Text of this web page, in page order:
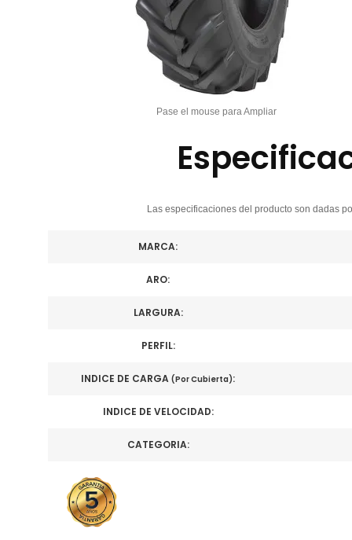
Pase el mouse para Ampliar
Las especificaciones del producto son dadas
MARCA:
ARO:
LARGURA:
PERFIL:
INDICE DE CARGA (Por Cubierta):
INDICE DE VELOCIDAD:
CATEGORIA: